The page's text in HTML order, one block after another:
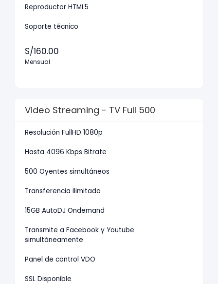
Reproductor HTML5
Soporte técnico
S/160.00
Mensual
Video Streaming - TV Full 500
Resolución FullHD 1080p
Hasta 4096 Kbps Bitrate
500 Oyentes simultáneos
Transferencia Ilimitada
15GB AutoDJ Ondemand
Transmite a Facebook y Youtube
simultáneamente
Panel de control VDO
SSL Disponible